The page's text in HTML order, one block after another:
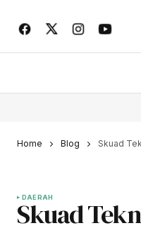
Home Blog Skuad
DAERAH
Skuad